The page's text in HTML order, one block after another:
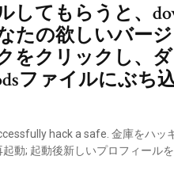
てもらうと、
の欲しいバージ
をクリックし、
ファイルにぶち
hack a safe. 金庫をハッ
動; 起動後新しいプロフィール